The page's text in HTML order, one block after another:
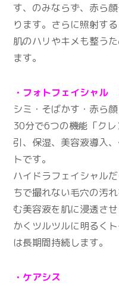
す、のみならず、赤ら
ります。さらに照射す
肌のハリやキメも整う
ます。
・フォトフェイシャ
シミ・そばかす・赤ら
30分で6つの機能「ク
引、保湿、美容液導入
トです。
ハイドラフェイシャル
ちで撮れない毛穴の汚
む美容液を肌に浸透さ
かくツルツルに明るく
は長期間持続します。
・ケアシス